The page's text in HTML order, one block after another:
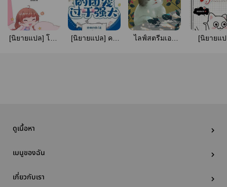
[นิยายแปล] โคร
[นิยายแปล] คน
ไลฟ์สตรีมเอา
[นิยายแ
ดูเนื้อหา
เมนูของฉัน
เกี่ยวกับเรา